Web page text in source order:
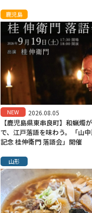
鹿児島
NEW 2026.08.05
【鹿児島県東串良町】和蝋燭
で、江戸落語を味わう。「山
記念 桂伸衛門 落語会」開催
山形